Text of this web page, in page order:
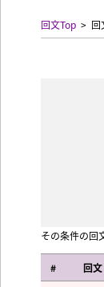
回文Top 回
その条件の回
# 回文